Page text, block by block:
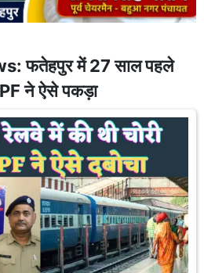
फतेहपुर में 27 साल पहले
ने ऐसे पकड़ा